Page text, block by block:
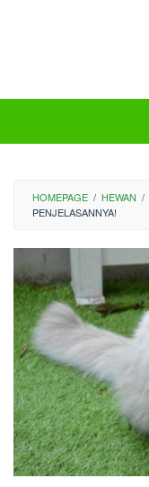
HOMEPAGE / HEWAN /
PENJELASANNYA!